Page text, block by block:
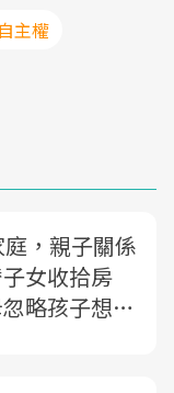
主權
，親子關係
女收拾房
略孩子想法